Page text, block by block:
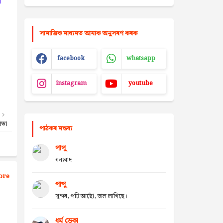
সামাজিক মাধ্যমত আমাক অনুসৰণ কৰক
facebook whatsapp
instagram youtube
পাঠকৰ মন্তব্য
পাপু
ধন্যবাদ
পাপু
সুন্দৰ, পঢ়ি আছোঁ, ভাল লাগিছে।